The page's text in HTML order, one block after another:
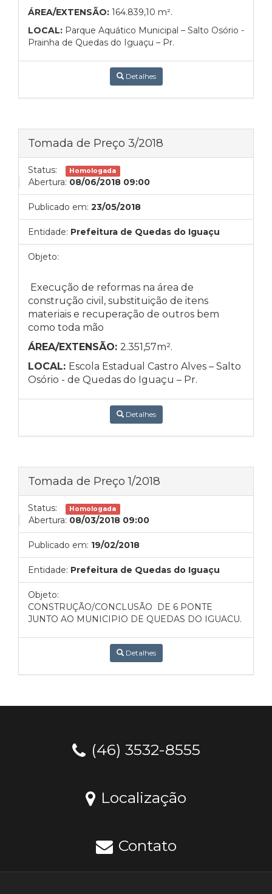
ÁREA/EXTENSÃO: 164.839,10 m².
LOCAL: Parque Aquático Municipal – Salto Osório -
Prainha de Quedas do Iguaçu – Pr.
Detalhes
Tomada de Preço 3/2018
Status: Homologada
Abertura: 08/06/2018 09:00
Publicado em: 23/05/2018
Entidade: Prefeitura de Quedas do Iguaçu
Objeto:
Execução de reformas na área de
construção civil, substituição de itens
materiais e recuperação de outros bem
como toda mão
ÁREA/EXTENSÃO: 2.351,57m².
LOCAL: Escola Estadual Castro Alves – Salto
Osório - de Quedas do Iguaçu – Pr.
Detalhes
Tomada de Preço 1/2018
Status: Homologada
Abertura: 08/03/2018 09:00
Publicado em: 19/02/2018
Entidade: Prefeitura de Quedas do Iguaçu
Objeto:
CONSTRUÇÃO/CONCLUSÃO DE 6 PONTE
JUNTO AO MUNICIPIO DE QUEDAS DO IGUACU.
Detalhes
(46) 3532-8555
Localização
Contato